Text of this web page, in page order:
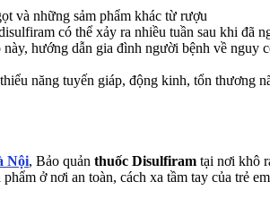
và những sảm phẩm khác từ rượu
có thể xảy ra nhiều tuần sau khi đã
hướng dẫn gia đình người bệnh về
năng tuyến giáp, động kinh, tổn thương
Nội, Bảo quản thuốc Disulfiram tại nơi khô
ở nơi an toàn, cách xa tầm tay của trẻ